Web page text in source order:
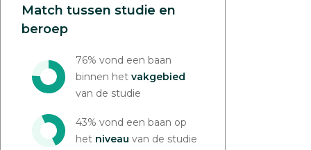
Match tussen studie en
beroep
76% vond een baan
binnen het vakgebied
van de studie
43% vond een baan op
het niveau van de studie